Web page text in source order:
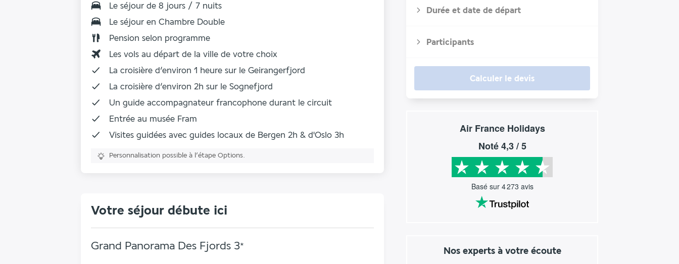
Durée et date de départ
Participants
Calculer le devis
Air France Holidays
Noté4,3/ 5
Basé sur 4 273 avis
Nos experts à votre écoute
Le séjour de 8 jours / 7 nuits
Le séjour en Chambre Double
Pension selon programme
Les vols au départ de la ville de votre choix
La croisière d’environ 1 heure sur le Geirangerfjord
La croisière d’environ 2h sur le Sognefjord
Un guide accompagnateur francophone durant le circuit
Entrée au musée Fram
Visites guidées avec guides locaux de Bergen 2h & d'Oslo 3h
Personnalisation possible à l’étape Options.
Votre séjour débute ici
Grand Panorama Des Fjords 3*